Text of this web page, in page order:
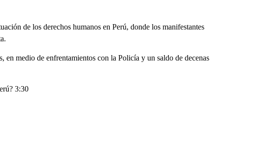
de los derechos humanos en Perú, donde los manifestantes
en medio de enfrentamientos con la Policía y un saldo de decenas
3:30